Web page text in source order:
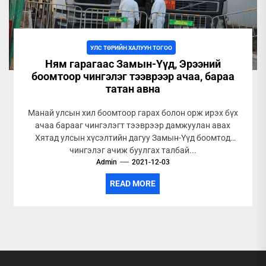
УЛС ТӨРИЙН ХАЛУУН ТОГОО
Ням гарагаас Замын-Үүд, Эрээний
боомтоор чингэлэг тээврээр ачаа, бараа
татан авна
Манай улсын хил боомтоор гарах болон орж ирэх бүх
ачаа барааг чингэлэгт тээврээр дамжуулан авах
Хятад улсын хүсэлтийн дагуу Замын-Үүд боомтод
чингэлэг ачиж буулгах талбай...
Admin 2021-12-03
READ MORE